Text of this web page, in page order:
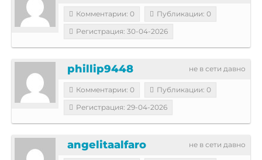
Комментарии: 0
Публикации: 0
Регистрация: 30-04-2026
не в сети давно
phillip9448
Комментарии: 0
Публикации: 0
Регистрация: 29-04-2026
не в сети давно
angelitaalfaro